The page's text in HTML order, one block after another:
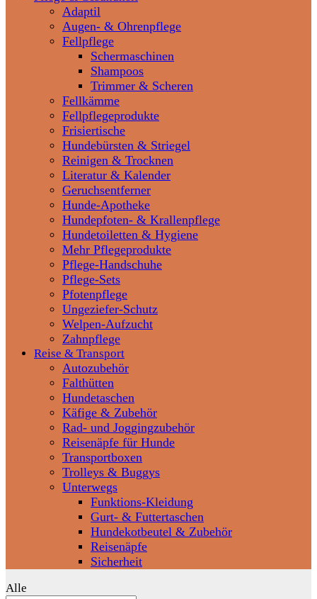
Adaptil
Augen- & Ohrenpflege
Fellpflege
Schermaschinen
Shampoos
Trimmer & Scheren
Fellkämme
Fellpflegeprodukte
Frisiertische
Hundebürsten & Striegel
Reinigen & Trocknen
Literatur & Kalender
Geruchsentferner
Hunde-Apotheke
Hundepfoten- & Krallenpflege
Hundetoiletten & Hygiene
Mehr Pflegeprodukte
Pflege-Handschuhe
Pflege-Sets
Pfotenpflege
Ungeziefer-Schutz
Welpen-Aufzucht
Zahnpflege
Reise & Transport
Autozubehör
Falthütten
Hundetaschen
Käfige & Zubehör
Rad- und Joggingzubehör
Reisenäpfe für Hunde
Transportboxen
Trolleys & Buggys
Unterwegs
Funktions-Kleidung
Gurt- & Futtertaschen
Hundekotbeutel & Zubehör
Reisenäpfe
Sicherheit
Alle